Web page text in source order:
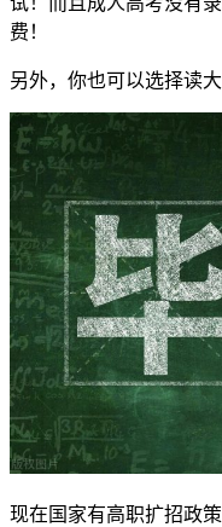
费！
另外，你也可以选择读大
现在国家有高职扩招政